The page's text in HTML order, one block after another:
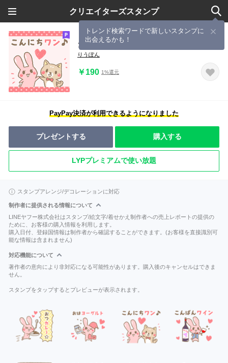
クリエイターズスタンプ
トレンド検索ワードで新しいスタンプに
出会えるかも！
ダジャレdeももいろうさぎ
りうぽん
￥190 1%還元
PayPay決済が利用できるようになりました
プレゼントする 購入する
LYPプレミアムで使い放題
スタンプアレンジ/デコレーションに対応
制作者に提供される情報について
LINEヤフー株式会社はスタンプ/絵文字/着せかえ制作者への売上レポートの提供の
ために、お客様の購入情報を利用します。
購入日付、登録国情報は制作者から確認することができます。(お客様を直接識別可
能な情報は含まれません)
対応機能について
著作者の意向により非対応になる可能性があります。購入後のキャンセルはできま
せん。
スタンプをタップするとプレビューが表示されます。